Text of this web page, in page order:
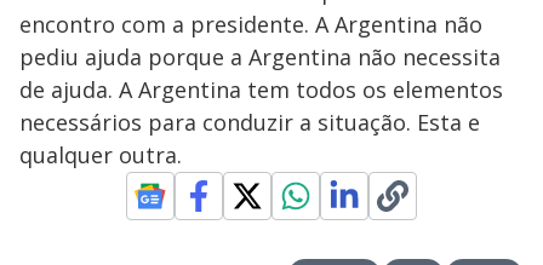
encontro com a presidente. A Argentina não
pediu ajuda porque a Argentina não necessita
de ajuda. A Argentina tem todos os elementos
necessários para conduzir a situação. Esta e
qualquer outra.